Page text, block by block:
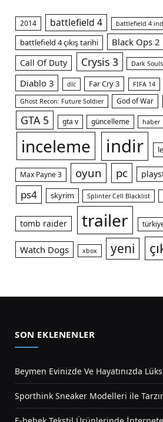
2014 battlefield 4 battlefield 4
battlefield 4 çıkış tarihi Black Ops 2
Call Of Duty Crysis 3 Dark
Diablo 3 dlc Far Cry 3 FIFA 14
Ghost Recon: Future Soldier God of War
GTA 5 gta v güncelleme haber
inceleme indir
Max Payne 3 oyun pc
ps4 skyrim Splinter Cell Blacklist
tomb raider trailer
Watch Dogs xbox yeni
SON EKLENENLER
Beymen Evinizde Ve Hayatınızda
Sporthink Sneaker Modelleri ile